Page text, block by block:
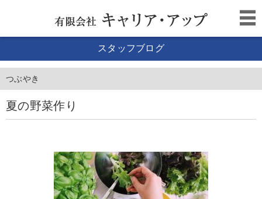
スタッフブログ
つぶやき
夏の野菜作り